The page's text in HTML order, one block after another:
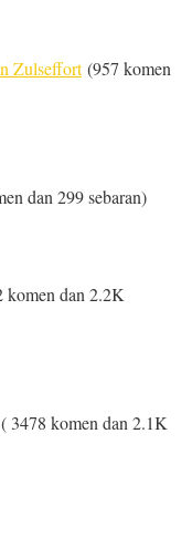
Zulseffort(957 komen
dan 299 sebaran)
komen dan 2.2K
( 3478 komen dan 2.1K